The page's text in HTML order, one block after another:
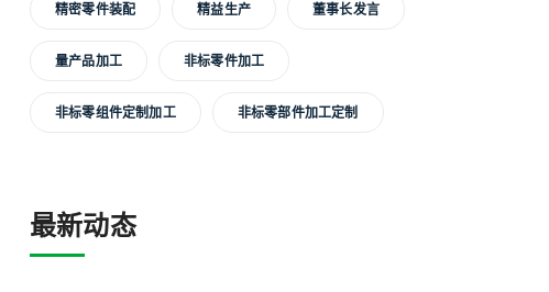
精密零件装配 精益生产 董事长发言
量产品加工 非标零件加工
非标零组件定制加工 非标零部件加工定制
最新动态